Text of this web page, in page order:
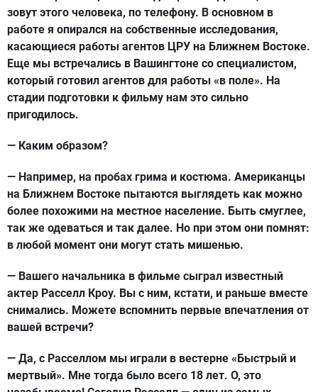
зовут этого человека, по телефону. В основном в
работе я опирался на собственные исследования,
касающиеся работы агентов ЦРУ на Ближнем Востоке.
Еще мы встречались в Вашингтоне со специалистом,
который готовил агентов для работы «в поле». На
стадии подготовки к фильму нам это сильно
пригодилось.
— Каким образом?
— Например, на пробах грима и костюма. Американцы
на Ближнем Востоке пытаются выглядеть как можно
более похожими на местное население. Быть смуглее,
так же одеваться и так далее. Но при этом они помнят:
в любой момент они могут стать мишенью.
— Вашего начальника в фильме сыграл известный
актер Расселл Кроу. Вы с ним, кстати, и раньше вместе
снимались. Можете вспомнить первые впечатления от
вашей встречи?
— Да, с Расселлом мы играли в вестерне «Быстрый и
мертвый». Мне тогда было всего 18 лет. О, это